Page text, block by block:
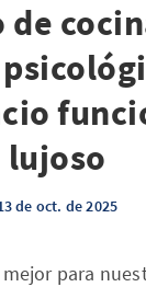
de
lujoso
de oct. de 2025
para